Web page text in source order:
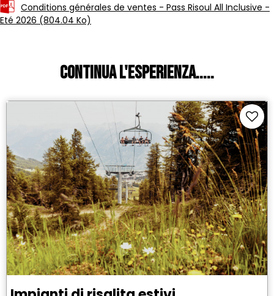
Conditions générales de ventes - Pass Risoul All Inclusive -
Eté 2026 (804.04 Ko)
Continua l'esperienza.....